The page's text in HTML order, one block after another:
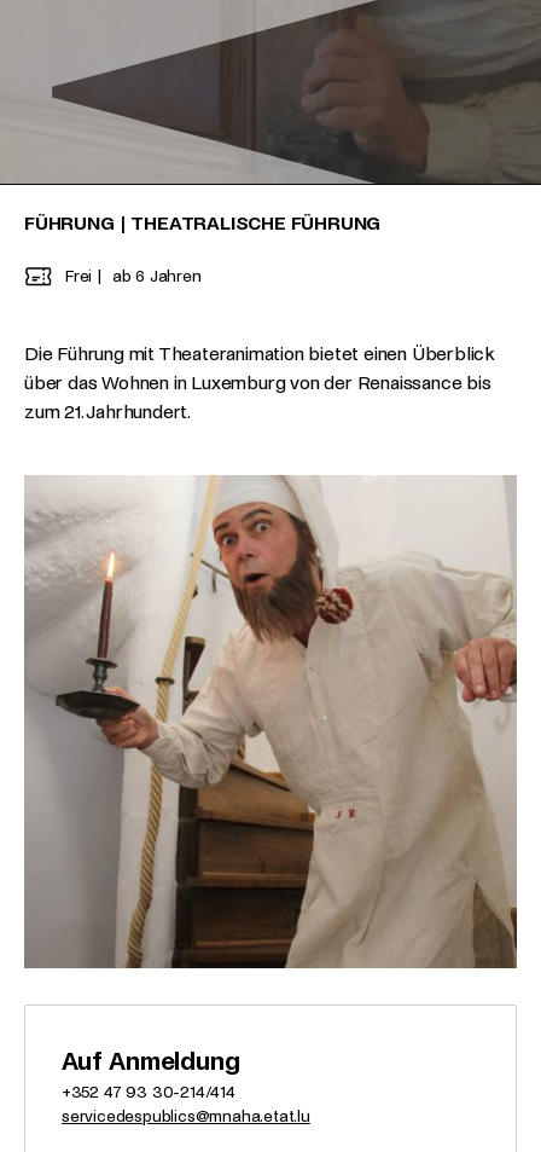
FÜHRUNG | THEATRALISCHE FÜHRUNG
Frei ab 6 Jahren
Die Führung mit Theateranimation bietet einen Überblick
über das Wohnen in Luxemburg von der Renaissance bis
zum 21. Jahrhundert.
Auf Anmeldung
+352 47 93 30-214/414
servicedespublics@mnaha.etat.lu